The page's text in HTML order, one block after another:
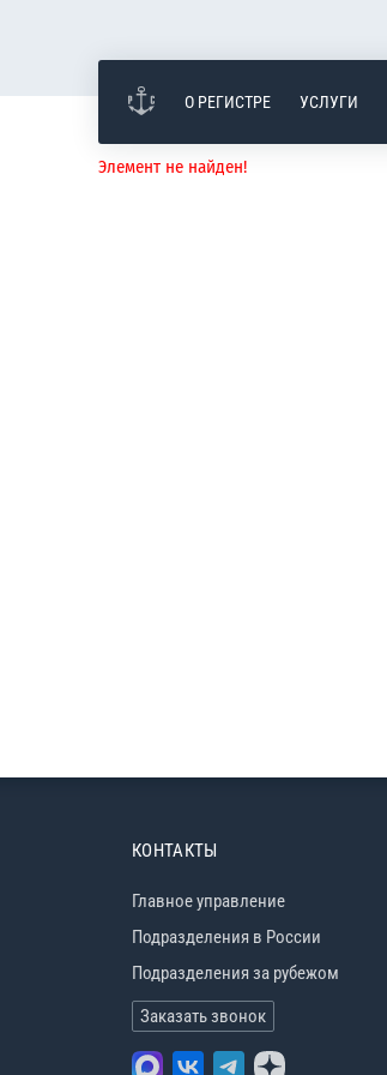
О РЕГИСТРЕ УСЛУГИ
Элемент не найден!
КОНТАКТЫ
Главное управление
Подразделения в России
Подразделения за рубежом
Заказать звонок